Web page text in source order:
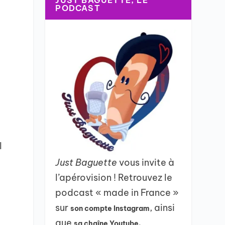
PODCAST
Just Baguettevous invite à
l’apérovision ! Retrouvez le
podcast « made in France »
surson compte Instagram, ainsi